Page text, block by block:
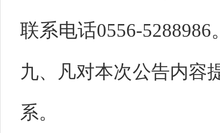
联系电话0556-5288986
九、凡对本次公告内容
系。